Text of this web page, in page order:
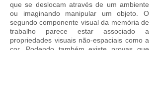
que se deslocam através de um ambiente
ou imaginando manipular um objeto. O
segundo componente visual da memória de
trabalho parece estar associado a
propriedades visuais não-espaciais como a
cor. Podendo também existe provas que